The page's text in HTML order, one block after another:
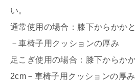
い。
通常使用の場合：膝下からかか
－車椅子用クッションの厚み
足こぎ使用の場合：膝下からか
2cm－車椅子用クッションの厚み